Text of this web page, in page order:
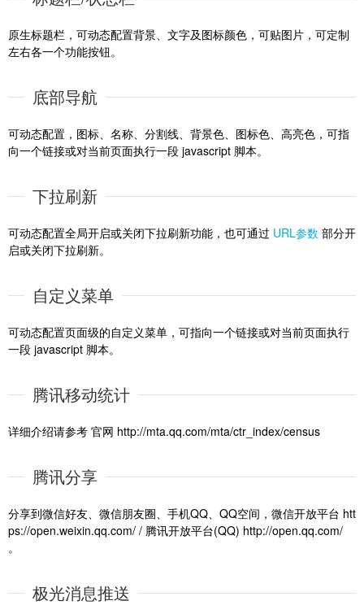
原生标题栏，可动态配置背景、文字及图标颜色，可贴图片，可定制
左右各一个功能按钮。
底部导航
可动态配置，图标、名称、分割线、背景色、图标色、高亮色，可指
向一个链接或对当前页面执行一段 javascript 脚本。
下拉刷新
可动态配置全局开启或关闭下拉刷新功能，也可通过 URL参数 部分开
启或关闭下拉刷新。
自定义菜单
可动态配置页面级的自定义菜单，可指向一个链接或对当前页面执行
一段 javascript 脚本。
腾讯移动统计
详细介绍请参考 官网 http://mta.qq.com/mta/ctr_index/census
腾讯分享
分享到微信好友、微信朋友圈、手机QQ、QQ空间，微信开放平台 htt
ps://open.weixin.qq.com/ / 腾讯开放平台(QQ) http://open.qq.com/
。
极光消息推送